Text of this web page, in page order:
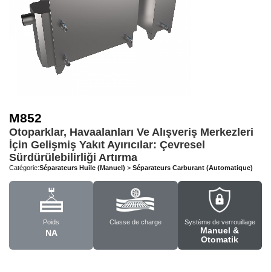
M852
Otoparklar, Havaalanları Ve Alışveriş Merkezleri
İçin Gelişmiş Yakıt Ayırıcılar: Çevresel
Sürdürülebilirliği Artırma
Catégorie:Séparateurs Huile (Manuel) > Séparateurs Carburant (Automatique)
Poids
NA
Classe de charge Système de verrouillage
Manuel &
Otomatik